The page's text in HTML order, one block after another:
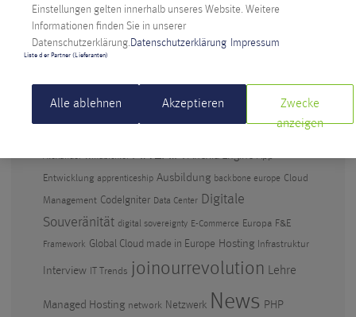
Künstliche Intelligenz im Berufsalltag – warum
Abwarten keine Option ist
Digitale Souveränität: Anexia CEO kritisiert
SCHLAGWÖRTER
Alexander Windbichler ANEXIA Anexia Engine App
Entwicklung apprenticeship Ausbildung backbone europe Cloud
Management CodeIgniter Data Center Digitale
Souveränität digital sovereignty E-Commerce Europa F&E
Framework Global Cloud made in Europe Hosting Infrastruktur
Interview IT Trends joinourrevolution Lehre
Managed Hosting network Netzwerk News PHP
Einstellungen gelten innerhalb unseres Website. Weitere
Informationen finden Sie in unserer
Datenschutzerklärung. Datenschutzerklärung Impressum
Liste der Partner (Lieferanten)
Alle ablehnen Akzeptieren
Zwecke
anzeigen